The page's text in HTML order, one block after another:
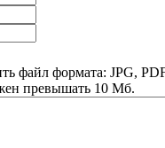
файл формата: JPG,
превышать 10 Мб.